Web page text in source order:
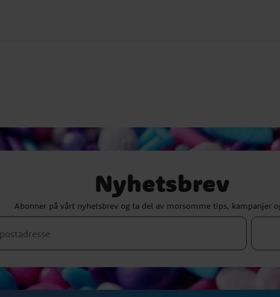
Nyhetsbrev
Abonner på vårt nyhetsbrev og ta del av morsomme tips, kampanjer